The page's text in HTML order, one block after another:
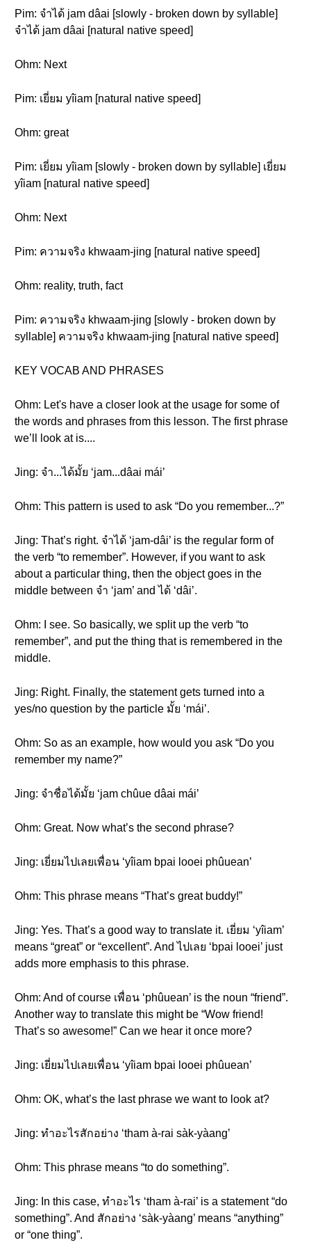
Pim: จำได้ jam dâai [slowly - broken down by syllable]
จำได้ jam dâai [natural native speed]
Ohm: Next
Pim: เยี่ยม yîiam [natural native speed]
Ohm: great
Pim: เยี่ยม yîiam [slowly - broken down by syllable] เยี่ยม
yîiam [natural native speed]
Ohm: Next
Pim: ความจริง khwaam-jing [natural native speed]
Ohm: reality, truth, fact
Pim: ความจริง khwaam-jing [slowly - broken down by
syllable] ความจริง khwaam-jing [natural native speed]
KEY VOCAB AND PHRASES
Ohm: Let's have a closer look at the usage for some of
the words and phrases from this lesson. The first phrase
we’ll look at is....
Jing: จำ...ได้มั้ย ‘jam...dâai mái’
Ohm: This pattern is used to ask “Do you remember...?”
Jing: That’s right. จำได้ ‘jam-dâi’ is the regular form of
the verb “to remember”. However, if you want to ask
about a particular thing, then the object goes in the
middle between จำ ‘jam’ and ได้ ‘dâi’.
Ohm: I see. So basically, we split up the verb “to
remember”, and put the thing that is remembered in the
middle.
Jing: Right. Finally, the statement gets turned into a
yes/no question by the particle มั้ย ‘mái’.
Ohm: So as an example, how would you ask “Do you
remember my name?”
Jing: จำชื่อได้มั้ย ‘jam chûue dâai mái’
Ohm: Great. Now what’s the second phrase?
Jing: เยี่ยมไปเลยเพื่อน ‘yîiam bpai looei phûuean’
Ohm: This phrase means “That’s great buddy!”
Jing: Yes. That’s a good way to translate it. เยี่ยม ‘yîiam’
means “great” or “excellent”. And ไปเลย ‘bpai looei’ just
adds more emphasis to this phrase.
Ohm: And of course เพื่อน ‘phûuean’ is the noun “friend”.
Another way to translate this might be “Wow friend!
That’s so awesome!” Can we hear it once more?
Jing: เยี่ยมไปเลยเพื่อน ‘yîiam bpai looei phûuean’
Ohm: OK, what’s the last phrase we want to look at?
Jing: ทำอะไรสักอย่าง ‘tham à-rai sàk-yàang’
Ohm: This phrase means “to do something”.
Jing: In this case, ทำอะไร ‘tham à-rai’ is a statement “do
something”. And สักอย่าง ‘sàk-yàang’ means “anything”
or “one thing”.